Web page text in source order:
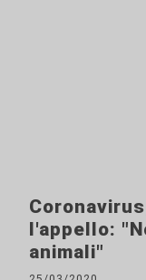
l'appello:
animali"